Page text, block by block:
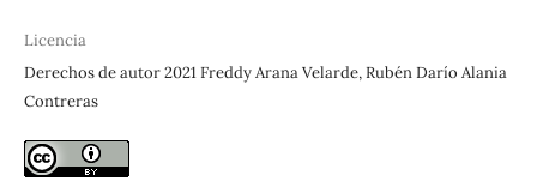
Licencia
Derechos de autor 2021 Freddy Arana Velarde, Rubén Darío Alania
Contreras